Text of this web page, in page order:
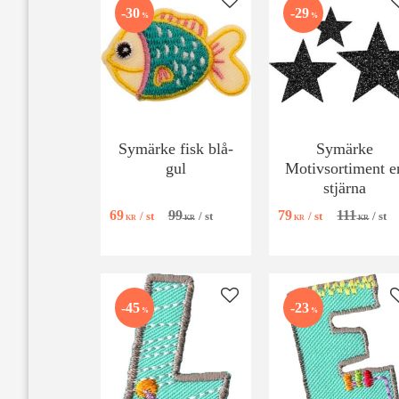
Symärke fisk blå-
gul
69KR / st 99KR / st
30 % Lägg till i favoriter
Symärke
Motivsortiment
stjärna
79 KR /st 111KR /st
29 %
45 % Lägg till i favoriter
23 %